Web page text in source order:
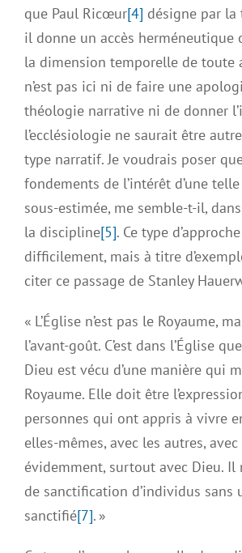
que Paul Ricœur[4] désigne par
il donne un accès herméneutique
la dimension temporelle de toute
n’est pas ici ni de faire une
théologie narrative ni de donner
l’ecclésiologie ne saurait être
type narratif. Je voudrais poser
fondements de l’intérêt d’une
sous-estimée, me semble-t-il,
la discipline[5]. Ce type
difficilement, mais à titre
citer ce passage de Stanley
« L’Église n’est pas le Royaume,
l’avant-goût. C’est dans l’Église
Dieu est vécu d’une manière qui
Royaume. Elle doit être
personnes qui ont appris à vivre
elles-mêmes, avec les autres, avec
évidemment, surtout avec Dieu. Il
de sanctification d’individus sans
sanctifié[7]. »